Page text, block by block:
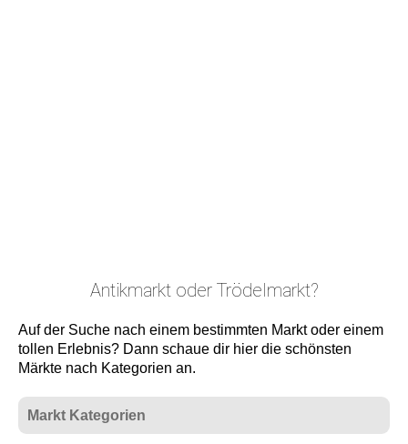
Antikmarkt oder Trödelmarkt?
Auf der Suche nach einem bestimmten Markt oder einem
tollen Erlebnis? Dann schaue dir hier die schönsten
Märkte nach Kategorien an.
Markt Kategorien